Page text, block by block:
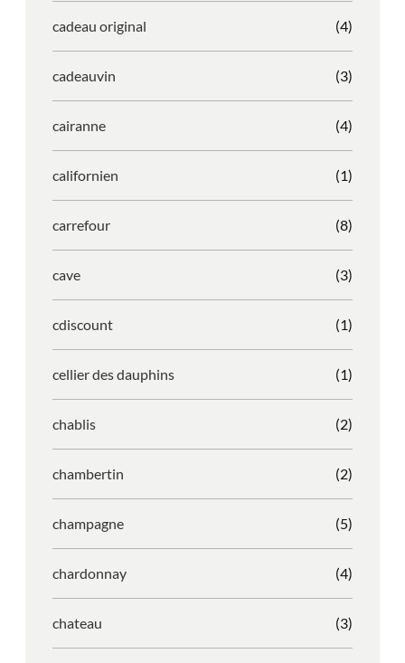
cadeau original (4)
cadeauvin (3)
cairanne (4)
californien (1)
carrefour (8)
cave (3)
cdiscount (1)
cellier des dauphins (1)
chablis (2)
chambertin (2)
champagne (5)
chardonnay (4)
chateau (3)